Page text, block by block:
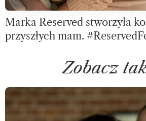
Marka Reserved stworzyła
przyszłych mam.
Zobacz